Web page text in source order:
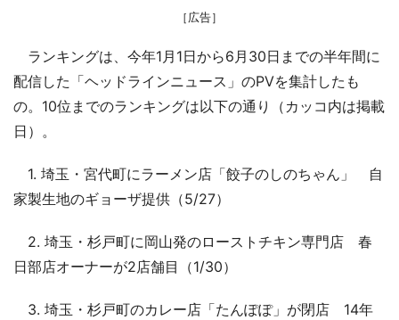
［広告］
ランキングは、今年1月1日から6月30日までの半年間に
配信した「ヘッドラインニュース」のPVを集計したも
の。10位までのランキングは以下の通り（カッコ内は掲載
日）。
1. 埼玉・宮代町にラーメン店「餃子のしのちゃん」 自
家製生地のギョーザ提供（5/27）
2. 埼玉・杉戸町に岡山発のローストチキン専門店 春
日部店オーナーが2店舗目（1/30）
3. 埼玉・杉戸町のカレー店「たんぽぽ」が閉店 14年